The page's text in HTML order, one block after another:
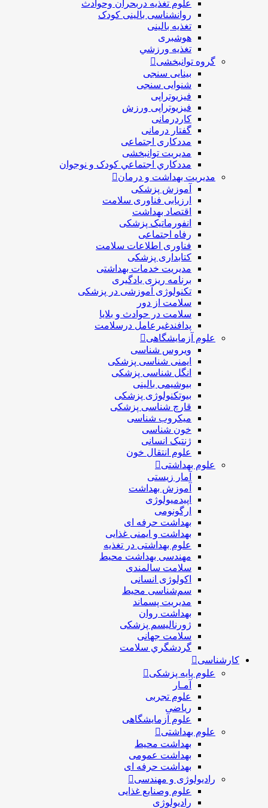
علوم تغذیه دربحران وحوادث
روانشناسی بالینی کودک
تغذیه بالینی
هوشبری
تغذيه ورزشي
گروه توانبخشی
بینایی سنجی
شنوایی سنجی
فیزیوتراپی
فیزیوتراپی ورزش
کاردرمانی
گفتار درمانی
مددکاری اجتماعی
مديريت توانبخشی
مددکاري اجتماعي کودک و نوجوان
مدیریت بهداشت و درمان
آموزش پزشکی
ارزیابی فناوری سلامت
اقتصاد بهداشت
انفورماتیک پزشکی
رفاه اجتماعی
فناوری اطلاعات سلامت
کتابداری پزشکی
مديريت خدمات بهداشتی
برنامه ریزی یادگیری
تکنولوژی آموزشی در پزشکی
سلامت از دور
سلامت در حوادث و بلایا
پدافندغیرعامل درسلامت
علوم آزمایشگاهی
ویروس شناسی
ایمنی شناسی پزشكی
انگل شناسی پزشکی
بیوشیمی بالینی
بیوتکنولوژی پزشکی
قارچ شناسی پزشکی
ميكروب شناسی
خون شناسی
ژنتیک انسانی
علوم انتقال خون
علوم بهداشتی
آمار زیستی
آموزش بهداشت
اپیدمیولوژی
ارگونومی
بهداشت حرفه ای
بهداشت و ایمنی غذایی
علوم بهداشتی در تغذیه
مهندسی بهداشت محيط
سلامت سالمندی
اکولوژی انسانی
سم‌شناسی محیط
مدیریت پسماند
بهداشت روان
ژورنالیسم پزشکی
سلامت جهانی
گردشگري سلامت
کارشناسی
علوم پایه پزشکی
آمـار
علوم تجربی
ریاضی
علوم آزمایشگاهی
علوم بهداشتی
بهداشت محیط
بهداشت عمومی
بهداشت حرفه ای
رادیولوژی و مهندسی
علوم وصنایع غذایی
رادیولوژی